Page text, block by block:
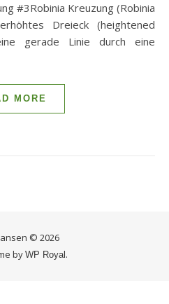
#3Robinia Kreuzung (Robinia
Dreieck (heightened
gerade Linie durch eine
MORE
© 2026
byWP Royal .